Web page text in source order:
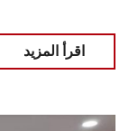
اقرأ المزيد